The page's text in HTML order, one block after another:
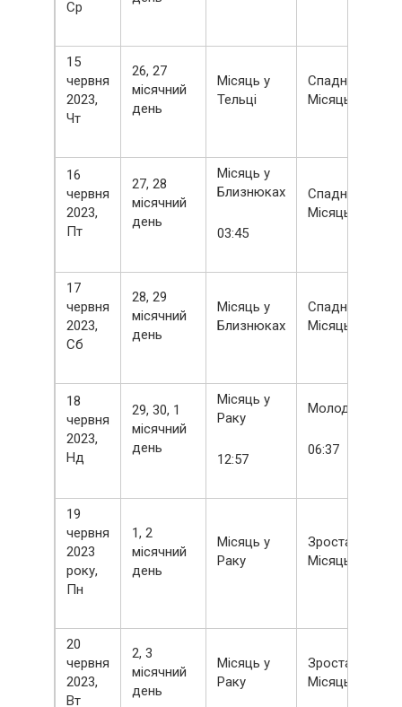
Ср
15
червня
2023,
Чт
26, 27
місячний
день
Місяць у
Тельці
Спадний
Місяць
16
червня
2023,
Пт
27, 28
місячний
день
Місяць у
Близнюках
03:45
Спадний
Місяць
17
червня
2023,
Сб
28, 29
місячний
день
Місяць у
Близнюках
Спадний
Місяць
18
червня
2023,
Нд
29, 30, 1
місячний
день
Місяць у
Раку
12:57
Молодик
06:37
19
червня
2023
року,
Пн
1, 2
місячний
день
Місяць у
Раку
Зростаючий
Місяць
20
червня
2023,
Вт
2, 3
місячний
день
Місяць у
Раку
Зростаючий
Місяць